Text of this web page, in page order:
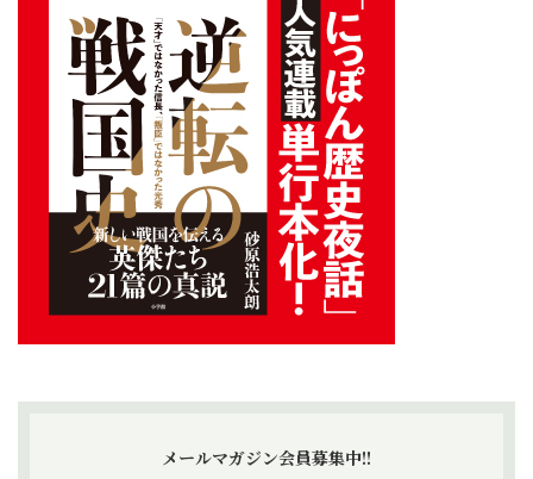
メールマガジン会員募集中!!